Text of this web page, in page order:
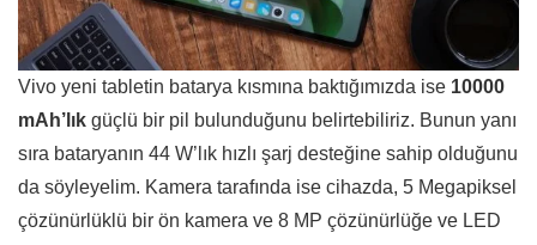
Vivo yeni tabletin batarya kısmına baktığımızda ise 10000
mAh’lık güçlü bir pil bulunduğunu belirtebiliriz. Bunun yanı
sıra bataryanın 44 W’lık hızlı şarj desteğine sahip olduğunu
da söyleyelim. Kamera tarafında ise cihazda, 5 Megapiksel
çözünürlüklü bir ön kamera ve 8 MP çözünürlüğe ve LED